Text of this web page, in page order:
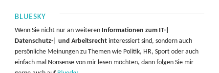
BLUESKY
Wenn Sie nicht nur an weiteren Informationen zum IT-|
Datenschutz-| und Arbeitsrecht interessiert sind, sondern auch
persönliche Meinungen zu Themen wie Politik, HR, Sport oder auch
einfach mal Nonsense von mir lesen möchten, dann folgen Sie mir